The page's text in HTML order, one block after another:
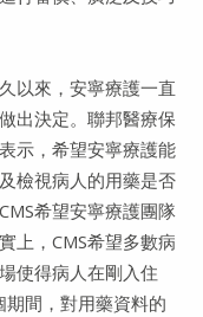
以來，安寧療護一直
出決定。聯邦醫療保
示，希望安寧療護能
檢視病人的用藥是否
希望安寧療護團隊
上，CMS希望多數病
使得病人在剛入住
期間，對用藥資料的